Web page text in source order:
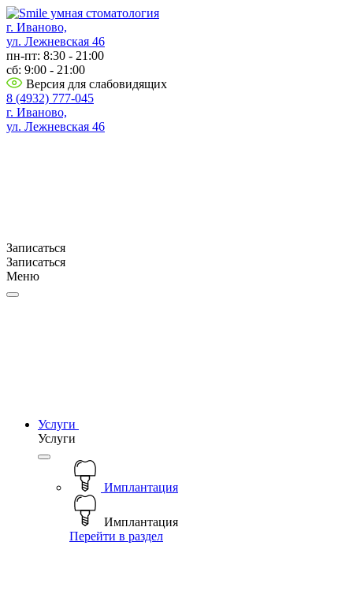
г. Иваново,
ул. Лежневская 46
пн-пт: 8:30 - 21:00
сб: 9:00 - 21:00
Версия для слабовидящих
8 (4932) 777-045
г. Иваново,
ул. Лежневская 46
Записаться
Записаться
Меню
Услуги
Услуги
Имплантация
Имплантация
Перейти в раздел